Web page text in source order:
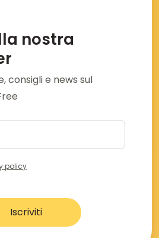
nostra
consigli e news sul
policy